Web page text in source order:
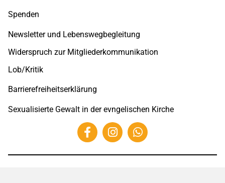
Spenden
Newsletter und Lebenswegbegleitung
Widerspruch zur Mitgliederkommunikation
Lob/Kritik
Barrierefreiheitserklärung
Sexualisierte Gewalt in der evngelischen Kirche